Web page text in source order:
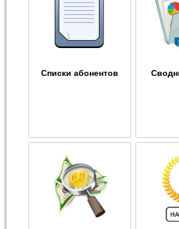
Списки абонентов